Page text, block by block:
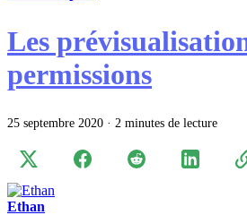
Les
permissions
25 septembre 2020 · 2 minutes de lecture
Ethan